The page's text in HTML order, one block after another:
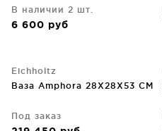
В наличии 2 шт.
6 600 руб
Eichholtz
Ваза Amphora 28X28X53 CM
Под заказ